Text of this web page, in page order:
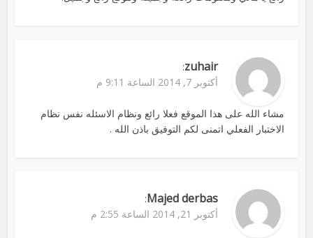
zuhair
:
أكتوبر 7, 2014 الساعة 9:11 م
مشاء الله على هذا الموقع فعلا رائع ونظام الاسئله نفس نظام
الاختبار الفعلي اتمنى لكم التوفيق باذن الله .
Majed derbas
:
أكتوبر 21, 2014 الساعة 2:55 م